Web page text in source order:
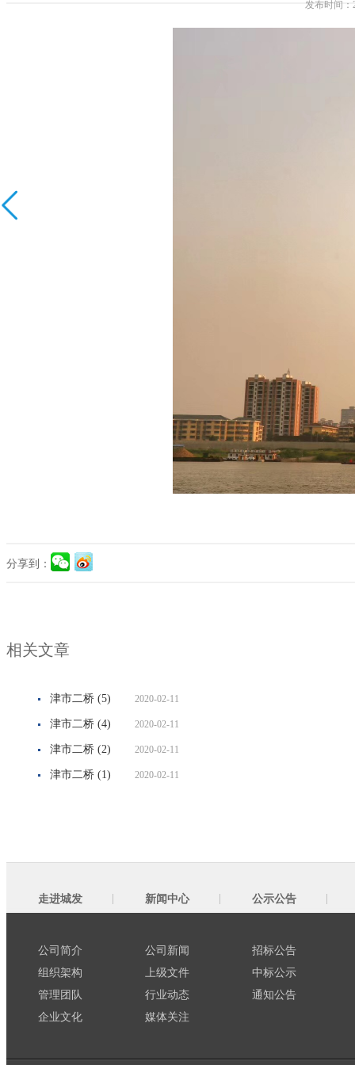
发布时间
分享到：
相关文章
津市二桥 (5) 2020-02-11
津市二桥 (4) 2020-02-11
津市二桥 (2) 2020-02-11
津市二桥 (1) 2020-02-11
走进城发
公司简介
组织架构
管理团队
企业文化
新闻中心
公司新闻
上级文件
行业动态
媒体关注
公示公告
招标公告
中标公示
通知公告